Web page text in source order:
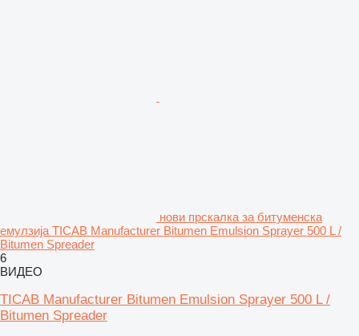
нови прскалка за битуменска
емулзија TICAB Manufacturer Bitumen Emulsion Sprayer 500 L /
Bitumen Spreader
6
ВИДЕО
TICAB Manufacturer Bitumen Emulsion Sprayer 500 L /
Bitumen Spreader